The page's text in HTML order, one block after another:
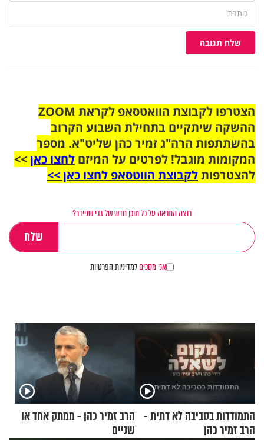
שלח תגובה
הצטרפו לקבוצת הוואטסאפ לקראת ZOOM
ההשקה שיתקיים בתחילת השבוע הקרוב
בהשתתפות הרה"ג זמיר כהן שליט"א. מספר
המקומות מוגבל! לפרטים על המיזם לחצו כאן>>
להצטרפותלקבוצת הווטסאפ לחצו כאן >>
רוצה התראה על כל תוכן חדש של גבי שניידר?
אני מסכיםלמדיניות הפרטיות
התמודדות בסביבה לא דתית -
הרב זמיר כהן
הרב זמיר כהן - ממתק אחד או
שניים